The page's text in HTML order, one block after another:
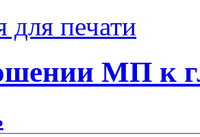
для печати
МП к